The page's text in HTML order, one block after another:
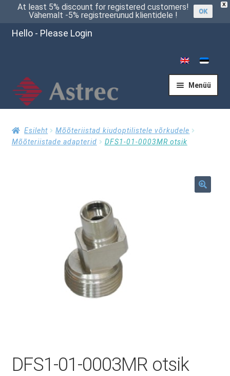
X
At least 5% discount for registered customers!
Vähemalt -5% registreerunud klientidele !
OK
Hello - Please Login
Menüü
Esileht
Müügitingimused
Ostukorv
Esileht
Mõõteriistad kiudoptilistele võrkudele
Mõõteriistade adapterid
DFS1-01-0003MR otsik
DFS1-01-0003MR otsik